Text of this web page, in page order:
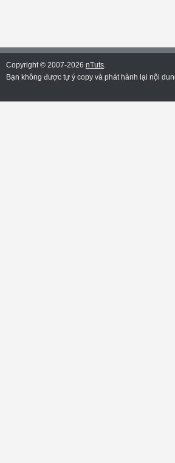
Copyright © 2007-2026 nTuts.
Bạn không được tự ý copy và phát hành lại nội